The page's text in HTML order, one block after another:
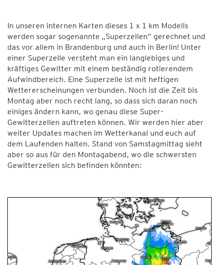
In unseren internen Karten dieses 1 x 1 km Modells
werden sogar sogenannte „Superzellen“ gerechnet und
das vor allem in Brandenburg und auch in Berlin! Unter
einer Superzelle versteht man ein langlebiges und
kräftiges Gewitter mit einem beständig rotierendem
Aufwindbereich. Eine Superzelle ist mit heftigen
Wettererscheinungen verbunden. Noch ist die Zeit bis
Montag aber noch recht lang, so dass sich daran noch
einiges ändern kann, wo genau diese Super-
Gewitterzellen auftreten können. Wir werden hier aber
weiter Updates machen im Wetterkanal und euch auf
dem Laufenden halten. Stand von Samstagmittag sieht
aber so aus für den Montagabend, wo die schwersten
Gewitterzellen sich befinden könnten: